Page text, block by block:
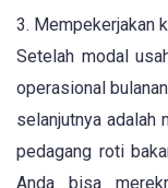
3. Mempekerjakan
Setelah modal
operasional
selanjutnya adalah
pedagang roti
Anda bisa